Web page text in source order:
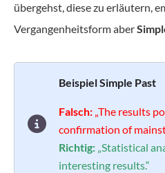
übergehst, diese zu erläutern,
Vergangenheitsform aber
Beispiel Simple Past
Falsch: „The results
confirmation of
Richtig: „Statistical
interesting results.“